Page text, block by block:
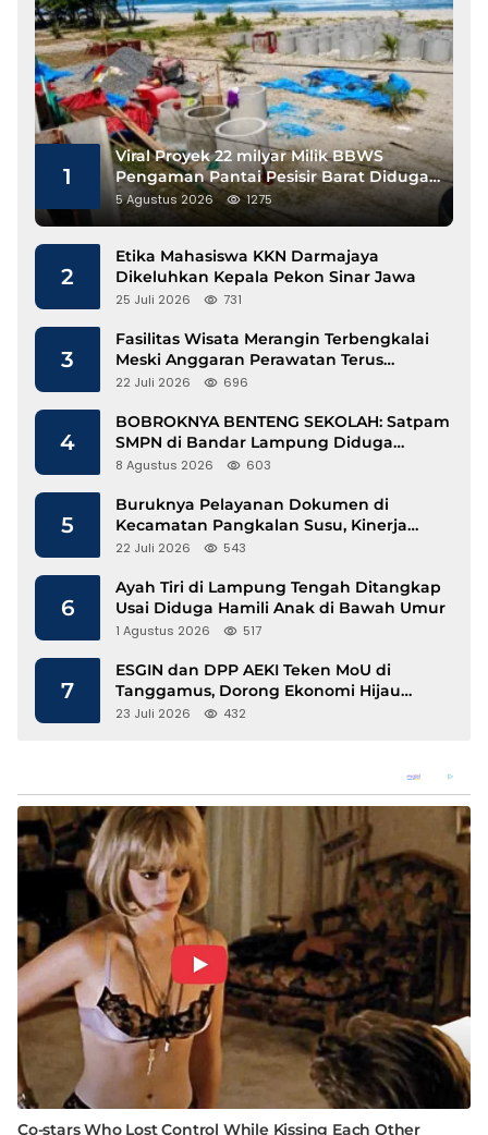
1
Viral Proyek 22 milyar Milik BBWS
Pengaman Pantai Pesisir Barat Diduga
Gunakan Besi Banci
5 Agustus 2026 1275
2
Etika Mahasiswa KKN Darmajaya
Dikeluhkan Kepala Pekon Sinar Jawa
25 Juli 2026 731
3
Fasilitas Wisata Merangin Terbengkalai
Meski Anggaran Perawatan Terus
Mengalir
22 Juli 2026 696
4
BOBROKNYA BENTENG SEKOLAH: Satpam
SMPN di Bandar Lampung Diduga
Lecehkan Siswi
8 Agustus 2026 603
5
Buruknya Pelayanan Dokumen di
Kecamatan Pangkalan Susu, Kinerja
Disdukcapil Langkat Disorot
22 Juli 2026 543
6
Ayah Tiri di Lampung Tengah Ditangkap
Usai Diduga Hamili Anak di Bawah Umur
1 Agustus 2026 517
7
ESGIN dan DPP AEKI Teken MoU di
Tanggamus, Dorong Ekonomi Hijau
Berbasis Kopi dan Perdagangan Karbon
23 Juli 2026 432